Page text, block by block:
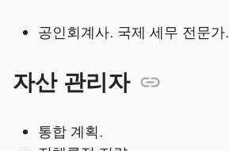
공인회계사. 국제 세무 전문가.
자산 관리자
통합 계획.